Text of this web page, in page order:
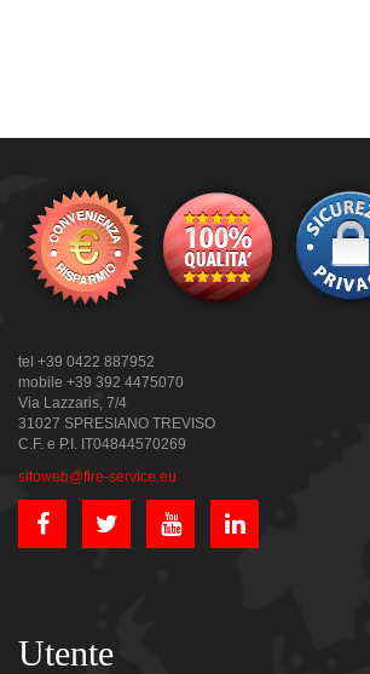
tel +39 0422 887952
mobile +39 392 4475070
Via Lazzaris, 7/4
31027 SPRESIANO TREVISO
C.F. e P.I. IT04844570269
sitoweb@fire-service.eu
Utente